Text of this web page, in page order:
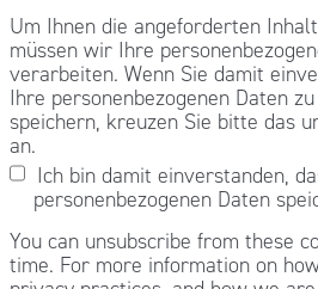
Um Ihnen die angeforderten
müssen wir Ihre
verarbeiten. Wenn Sie damit
Ihre personenbezogenen Daten
speichern, kreuzen Sie bitte das
an.
Ich bin damit einverstanden,
personenbezogenen Daten
You can unsubscribe from these
time. For more information on